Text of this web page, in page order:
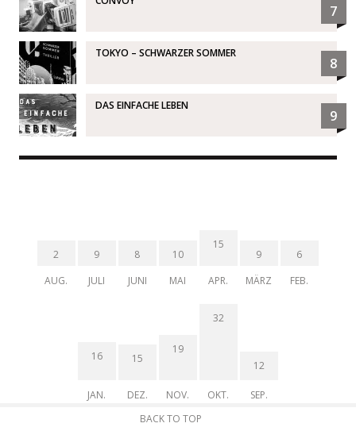
7
TOKYO – SCHWARZER SOMMER
8
DAS EINFACHE LEBEN
9
2
AUG.
9
JULI
8
JUNI
10
MAI
15
APR.
9
MÄRZ
6
FEB.
16
JAN.
15
DEZ.
19
NOV.
32
OKT.
12
SEP.
BACK TO TOP